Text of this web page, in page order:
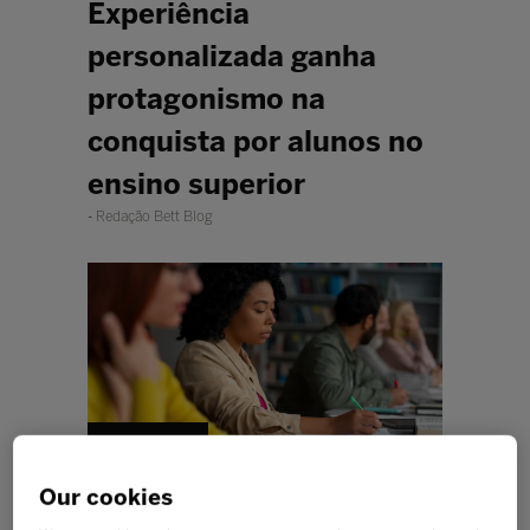
Experiência
personalizada ganha
protagonismo na
conquista por alunos no
ensino superior
Redação Bett Blog
Segundo a especialista em
Our cookies